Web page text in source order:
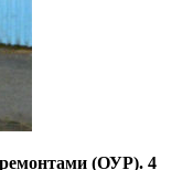
ремонтами (ОУР). 4